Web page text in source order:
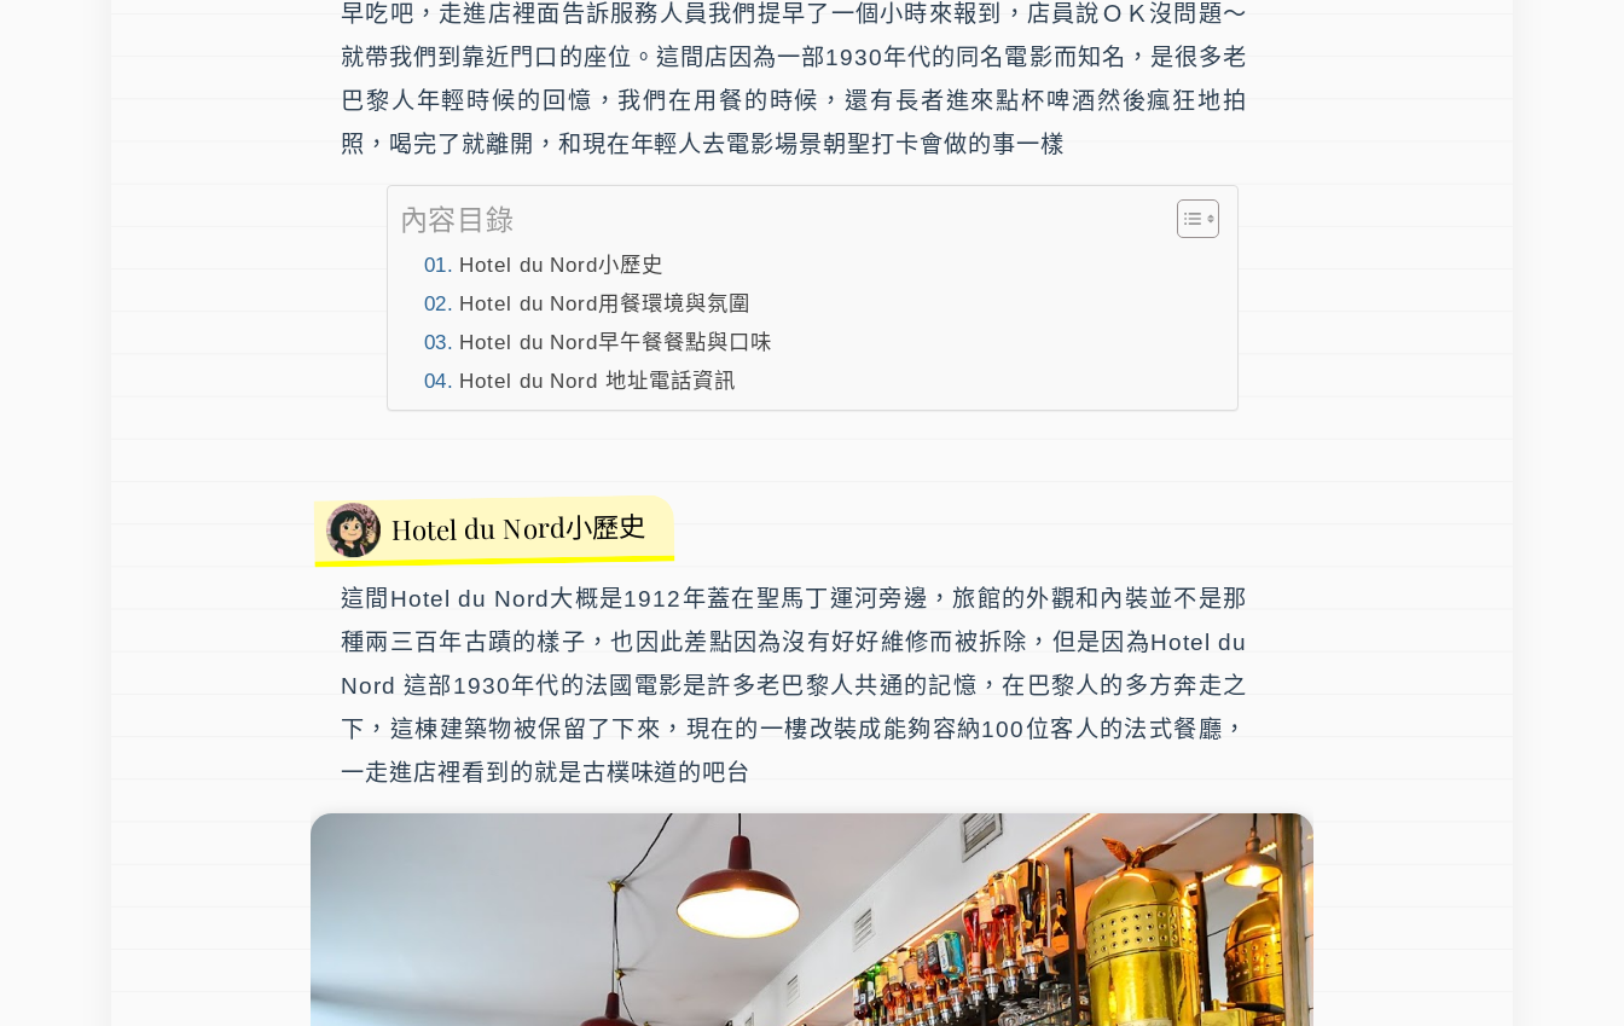
早吃吧，走進店裡面告訴服務人員我們提早了一個小時來報到，店員說ＯＫ沒問題～
就帶我們到靠近門口的座位。這間店因為一部1930年代的同名電影而知名，是很多老
巴黎人年輕時候的回憶，我們在用餐的時候，還有長者進來點杯啤酒然後瘋狂地拍
照，喝完了就離開，和現在年輕人去電影場景朝聖打卡會做的事一樣
內容目錄
Hotel du Nord小歷史
Hotel du Nord用餐環境與氛圍
Hotel du Nord早午餐餐點與口味
Hotel du Nord 地址電話資訊
Hotel du Nord小歷史
這間 Hotel du Nord大概是1912年蓋在聖馬丁運河旁邊，旅館的外觀和內裝並不是那
種兩三百年古蹟的樣子，也因此差點因為沒有好好維修而被拆除，但是因為Hotel du
Nord這部1930年代的法國電影是許多老巴黎人共通的記憶，在巴黎人的多方奔走之
下，這棟建築物被保留了下來，現在的一樓改裝成能夠容納100位客人的法式餐廳，
一走進店裡看到的就是古樸味道的吧台